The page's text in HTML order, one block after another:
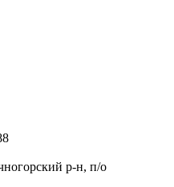
р-н, п/о